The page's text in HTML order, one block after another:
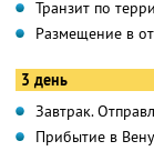
Транзит по
Размещение в
3 день
Завтрак.
Прибытие в